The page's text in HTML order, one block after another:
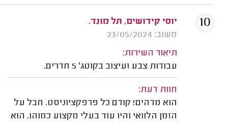
יוסי קידושים, תל מונד.
משוב: 23/05/2024
תיאור השירות:
עבודות צבע ועיצוב בקוטג' 5 חדרים.
חוות דעת:
הוא מדהים! קודם כל פרפקציוניסט. חבל על
הזמן הלוואי והיו עוד בעלי מקצוע כמוהו. הוא
10